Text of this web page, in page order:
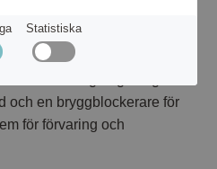
Clifden, de ultimata
att skydda mot elementen.
Technology, en
förstklassig bågdesign
och en bryggblockerare för
för förvaring och
Statistiska